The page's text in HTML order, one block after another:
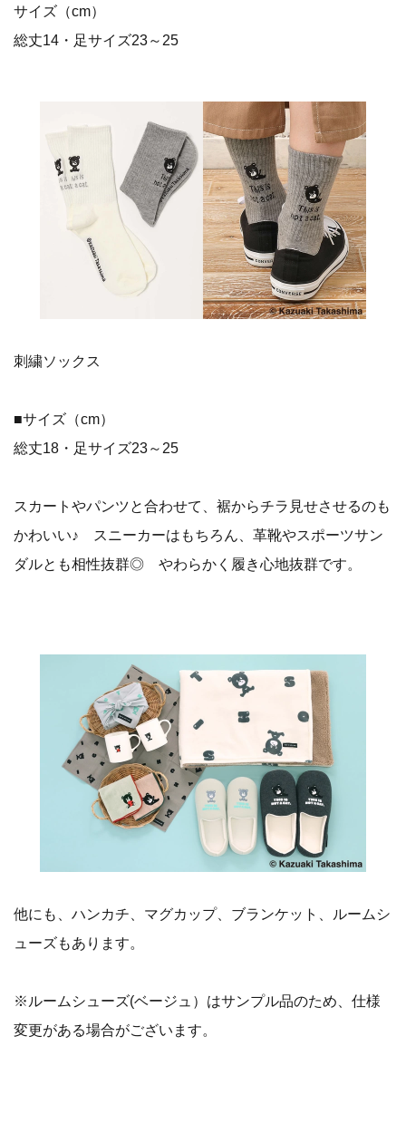
サイズ（cm）
総丈14・足サイズ23～25
刺繍ソックス
■サイズ（cm）
総丈18・足サイズ23～25
スカートやパンツと合わせて、裾からチラ見せさせるのも
かわいい♪ スニーカーはもちろん、革靴やスポーツサン
ダルとも相性抜群◎ やわらかく履き心地抜群です。
他にも、ハンカチ、マグカップ、ブランケット、ルームシ
ューズもあります。
※ルームシューズ(ベージュ）はサンプル品のため、仕様
変更がある場合がございます。